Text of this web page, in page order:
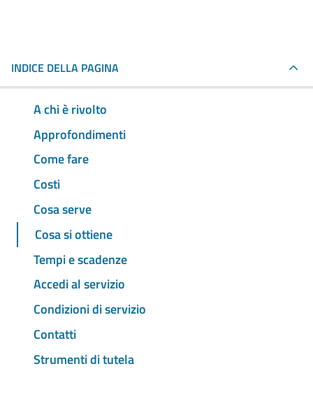
INDICE DELLA PAGINA
A chi è rivolto
Approfondimenti
Come fare
Costi
Cosa serve
Cosa si ottiene
Tempi e scadenze
Accedi al servizio
Condizioni di servizio
Contatti
Strumenti di tutela